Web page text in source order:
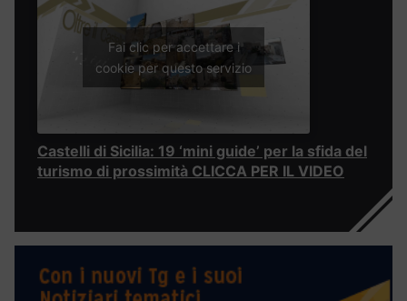
Fai clic per accettare i
cookie per questo servizio
Castelli di Sicilia: 19 ‘mini guide’ per la sfida del
turismo di prossimità CLICCA PER IL VIDEO